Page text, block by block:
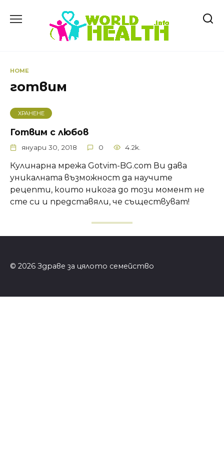
HOME
готвим
ХРАНЕНЕ
Готвим с любов
януари 30, 2018 0 4.2k.
Кулинарна мрежа Gotvim-BG.com Ви дава
уникалната възможност да научите
рецепти, които никога до този момент не
сте си и представяли, че съществуват!
© 2026 Здраве за цялото семейство